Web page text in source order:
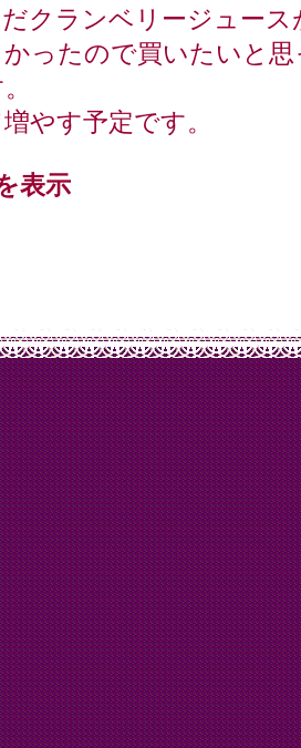
クランベリージュース
ったので買いたいと思
やす予定です。
表示